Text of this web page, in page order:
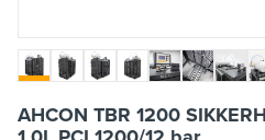
AHCON TBR 1200